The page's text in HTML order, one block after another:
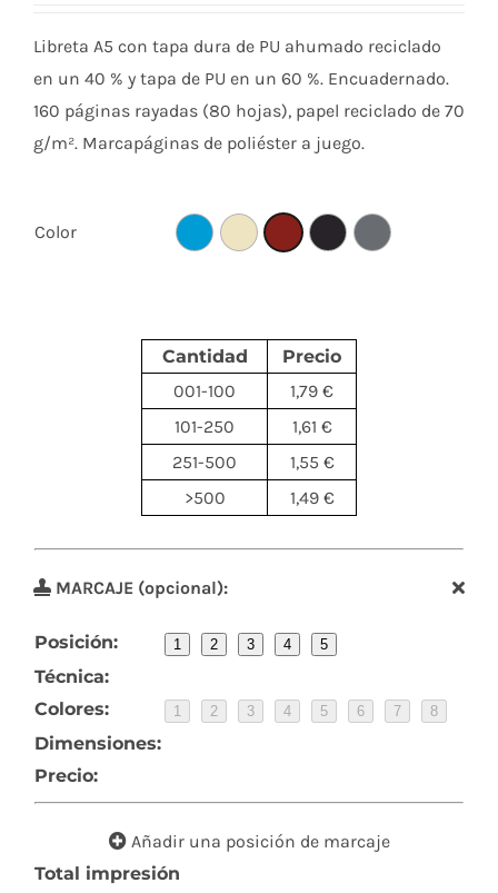
Libreta A5 con tapa dura de PU ahumado reciclado
en un 40 % y tapa de PU en un 60 %. Encuadernado.
160 páginas rayadas (80 hojas), papel reciclado de 70
g/m². Marcapáginas de poliéster a juego.
Color
Cantidad
Precio
001-100
1,79 €
101-250
1,61 €
251-500
1,55 €
>500
1,49 €
MARCAJE (opcional):
Posición: 1 2 3 4 5
Técnica:
Colores:
1 2 3 4 5 6 7 8
Dimensiones:
Precio:
Añadir una posición de marcaje
Total impresión